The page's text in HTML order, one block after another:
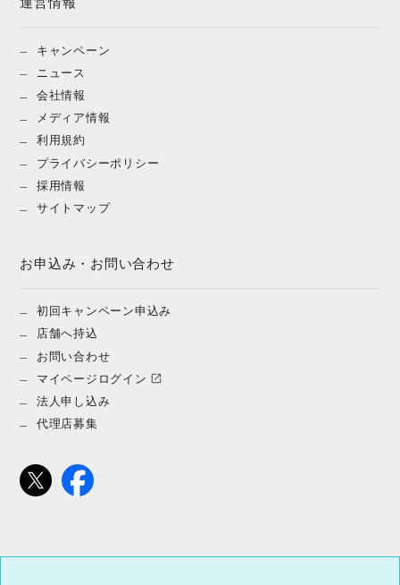
運営情報
キャンペーン
ニュース
会社情報
メディア情報
利用規約
プライバシーポリシー
採用情報
サイトマップ
お申込み・お問い合わせ
初回キャンペーン申込み
店舗へ持込
お問い合わせ
マイページログイン
法人申し込み
代理店募集